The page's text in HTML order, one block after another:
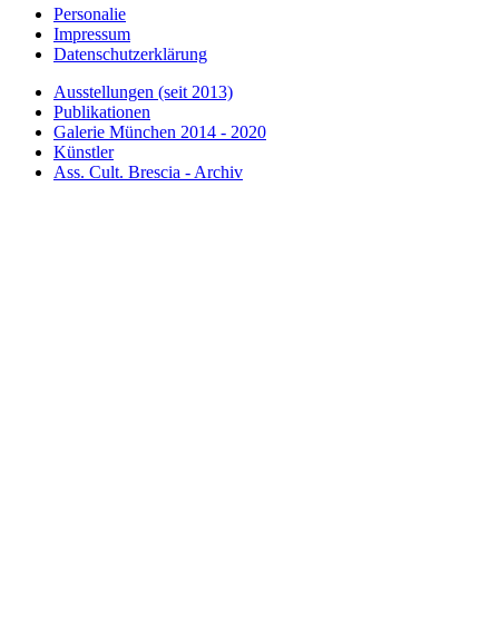
Personalie
Impressum
Datenschutzerklärung
Ausstellungen (seit 2013)
Publikationen
Galerie München 2014 - 2020
Künstler
Ass. Cult. Brescia - Archiv